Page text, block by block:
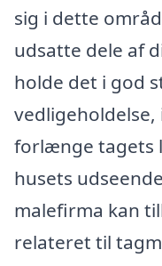
sig i dette
udsatte dele af
holde det i god
vedligeholdelse,
forlænge tagets
husets
malefirma kan
relateret til